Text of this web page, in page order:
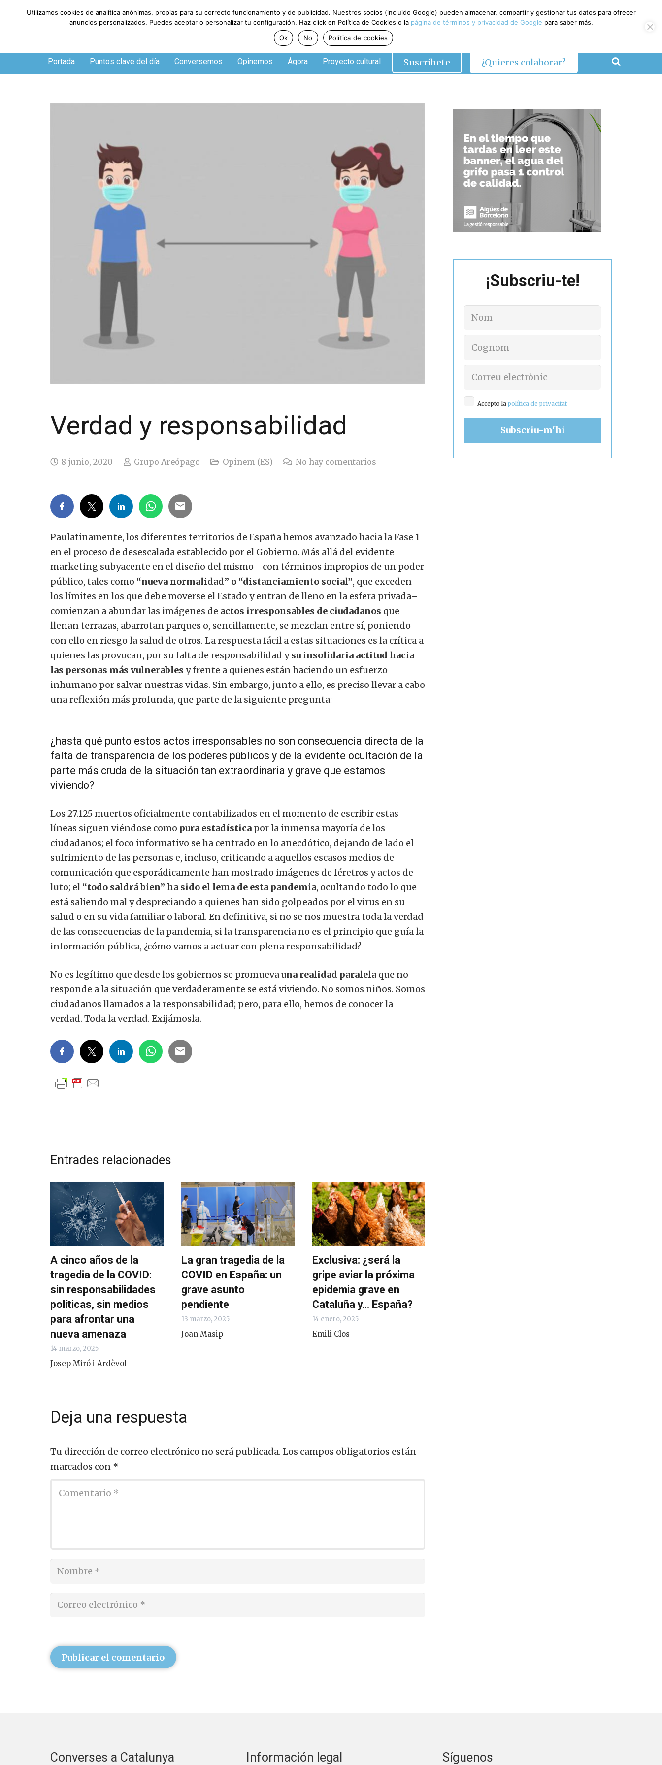
Jueves, 6 de agosto de 2026
Portada Puntos clave del día Conversemos Opinemos Ágora Proyecto cultural Suscríbete ¿Quieres colaborar?
Verdad y responsabilidad
8 junio, 2020 Grupo Areópago Opinem (ES) No hay comentarios
Paulatinamente, los diferentes territorios de España hemos avanzado hacia la Fase 1
en el proceso de desescalada establecido por el Gobierno. Más allá del evidente
marketing subyacente en el diseño del mismo –con términos impropios de un poder
público, tales como “nueva normalidad” o “distanciamiento social”, que exceden
los límites en los que debe moverse el Estado y entran de lleno en la esfera privada–
comienzan a abundar las imágenes de actos irresponsables de ciudadanos que
llenan terrazas, abarrotan parques o, sencillamente, se mezclan entre sí, poniendo
con ello en riesgo la salud de otros. La respuesta fácil a estas situaciones es la crítica a
quienes las provocan, por su falta de responsabilidad ysu insolidaria actitud hacia
las personas más vulnerables y frente a quienes están haciendo un esfuerzo
inhumano por salvar nuestras vidas. Sin embargo, junto a ello, es preciso llevar a cabo
una reflexión más profunda, que parte de la siguiente pregunta:
¿hasta qué punto estos actos irresponsables no son consecuencia directa de la
falta de transparencia de los poderes públicos y de la evidente ocultación de la
parte más cruda de la situación tan extraordinaria y grave que estamos
viviendo?
Los 27.125 muertos oficialmente contabilizados en el momento de escribir estas
líneas siguen viéndose como pura estadística por la inmensa mayoría de los
ciudadanos; el foco informativo se ha centrado en lo anecdótico, dejando de lado el
sufrimiento de las personas e, incluso, criticando a aquellos escasos medios de
comunicación que esporádicamente han mostrado imágenes de féretros y actos de
luto; el “todo saldrá bien” ha sido el lema de esta pandemia, ocultando todo lo que
está saliendo mal y despreciando a quienes han sido golpeados por el virus en su
salud o en su vida familiar o laboral. En definitiva, si no se nos muestra toda la verdad
de las consecuencias de la pandemia, si la transparencia no es el principio que guía la
información pública, ¿cómo vamos a actuar con plena responsabilidad?
No es legítimo que desde los gobiernos se promueva una realidad paralela que no
responde a la situación que verdaderamente se está viviendo. No somos niños. Somos
ciudadanos llamados a la responsabilidad; pero, para ello, hemos de conocer la
verdad. Toda la verdad. Exijámosla.
Entrades relacionades
A cinco años de la
tragedia de la COVID:
sin responsabilidades
políticas, sin medios
para afrontar una
nueva amenaza
14 marzo, 2025
Josep Miró i Ardèvol
La gran tragedia de la
COVID en España: un
grave asunto
pendiente
13 marzo, 2025
Joan Masip
Exclusiva: ¿será la
gripe aviar la próxima
epidemia grave en
Cataluña y… España?
14 enero, 2025
Emili Clos
Deja una respuesta
Tu dirección de correo electrónico no será publicada. Los campos obligatorios están
marcados con *
Publicar el comentario
¡Subscriu-te!
Accepto lapolítica de privacitat
Converses a Catalunya Información legal Síguenos
Utilizamos cookies de analítica anónimas, propias para su correcto funcionamiento y de publicidad. Nuestros socios (incluido Google) pueden almacenar, compartir y gestionar tus datos para ofrecer
anuncios personalizados. Puedes aceptar o personalizar tu configuración. Haz click en Política de Cookies o la página de términos y privacidad de Google para saber más.
Ok
No Política de cookies